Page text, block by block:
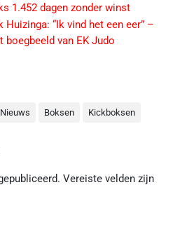
1.452 dagen zonder winst
Huizinga: “Ik vind het een eer” –
van EK Judo
Boksen Kickboksen
Vereiste velden zijn